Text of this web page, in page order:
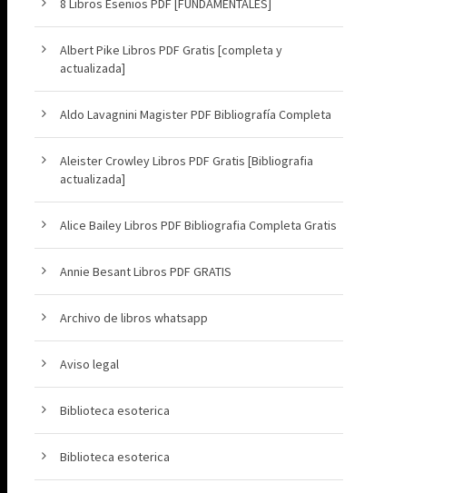
8 Libros Esenios PDF [FUNDAMENTALES]
Albert Pike Libros PDF Gratis [completa y
actualizada]
Aldo Lavagnini Magister PDF Bibliografía Completa
Aleister Crowley Libros PDF Gratis [Bibliografia
actualizada]
Alice Bailey Libros PDF Bibliografia Completa Gratis
Annie Besant Libros PDF GRATIS
Archivo de libros whatsapp
Aviso legal
Biblioteca esoterica
Biblioteca esoterica